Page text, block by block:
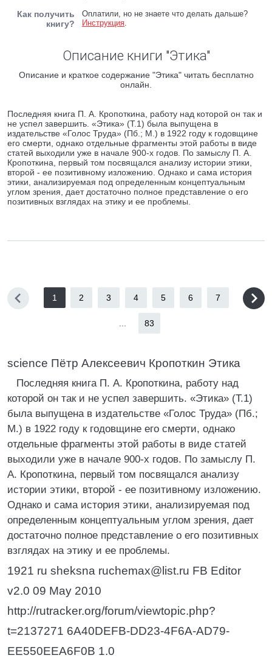
Как получить
книгу?
Оплатили, но не знаете что делать дальше?
Инструкция.
Описание книги "Этика"
Описание и краткое содержание "Этика" читать бесплатно
онлайн.
Последняя книга П. А. Кропоткина, работу над которой он так и
не успел завершить. «Этика» (Т.1) была выпущена в
издательстве «Голос Труда» (Пб.; М.) в 1922 году к годовщине
его смерти, однако отдельные фрагменты этой работы в виде
статей выходили уже в начале 900-х годов. По замыслу П. А.
Кропоткина, первый том посвящался анализу истории этики,
второй - ее позитивному изложению. Однако и сама история
этики, анализируемая под определенным концептуальным
углом зрения, дает достаточно полное представление о его
позитивных взглядах на этику и ее проблемы.
1 2 3 4 5 6 7
83
science Пётр Алексеевич Кропоткин Этика
Последняя книга П. А. Кропоткина, работу над
которой он так и не успел завершить. «Этика» (Т.1)
была выпущена в издательстве «Голос Труда» (Пб.;
М.) в 1922 году к годовщине его смерти, однако
отдельные фрагменты этой работы в виде статей
выходили уже в начале 900-х годов. По замыслу П.
А. Кропоткина, первый том посвящался анализу
истории этики, второй - ее позитивному изложению.
Однако и сама история этики, анализируемая под
определенным концептуальным углом зрения, дает
достаточно полное представление о его позитивных
взглядах на этику и ее проблемы.
1921 ru sheksna ruchemax@list.ru FB Editor
v2.0 09 May 2010
http://rutracker.org/forum/viewtopic.php?
t=2137271 6A40DEFB-DD23-4F6A-AD79-
EE550EEA6F0B 1.0